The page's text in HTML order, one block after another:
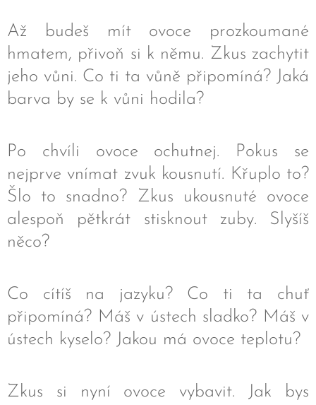
Až budeš mít ovoce prozkoumané
hmatem, přivoň si k němu. Zkus zachytit
jeho vůni. Co ti ta vůně připomíná? Jaká
barva by se k vůni hodila?
Po chvíli ovoce ochutnej. Pokus se
nejprve vnímat zvuk kousnutí. Křuplo to?
Šlo to snadno? Zkus ukousnuté ovoce
alespoň pětkrát stisknout zuby. Slyšíš
něco?
Co cítíš na jazyku? Co ti ta chuť
připomíná? Máš v ústech sladko? Máš v
ústech kyselo? Jakou má ovoce teplotu?
Zkus si nyní ovoce vybavit. Jak bys